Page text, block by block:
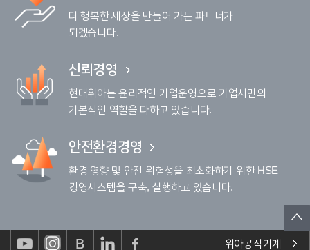
더 행복한 세상을 만들어 가는 파트너가
되겠습니다.
신뢰경영
현대위아는 윤리적인 기업운영으로 기업시민의
기본적인 역할을 다하고 있습니다.
안전환경경영
환경 영향 및 안전 위험성을 최소화하기 위한 HSE
경영시스템을 구축, 실행하고 있습니다.
위아공작기계